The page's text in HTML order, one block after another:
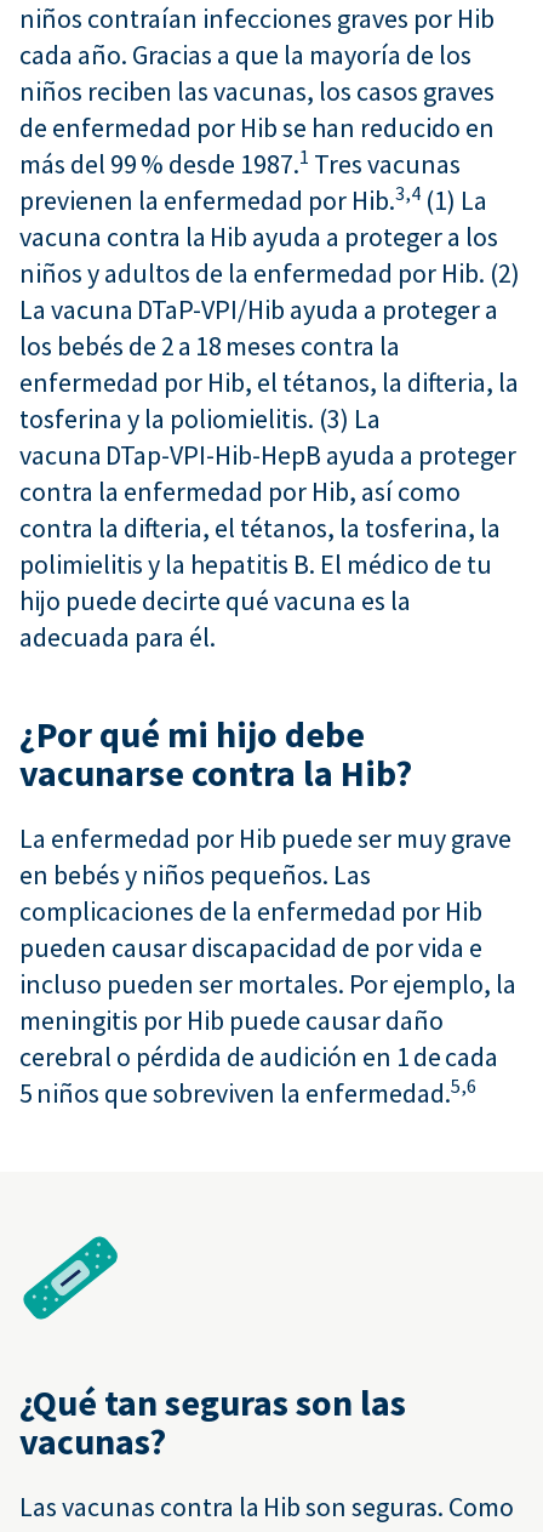
niños contraían infecciones graves por Hib
cada año. Gracias a que la mayoría de los
niños reciben las vacunas, los casos graves
de enfermedad por Hib se han reducido en
más del 99 % desde 1987.1 Tres vacunas
previenen la enfermedad por Hib.3,4 (1) La
vacuna contra la Hib ayuda a proteger a los
niños y adultos de la enfermedad por Hib. (2)
La vacuna DTaP-VPI/Hib ayuda a proteger a
los bebés de 2 a 18 meses contra la
enfermedad por Hib, el tétanos, la difteria, la
tosferina y la poliomielitis. (3) La
vacuna DTap-VPI-Hib-HepB ayuda a proteger
contra la enfermedad por Hib, así como
contra la difteria, el tétanos, la tosferina, la
polimielitis y la hepatitis B. El médico de tu
hijo puede decirte qué vacuna es la
adecuada para él.
¿Por qué mi hijo debe
vacunarse contra la Hib?
La enfermedad por Hib puede ser muy grave
en bebés y niños pequeños. Las
complicaciones de la enfermedad por Hib
pueden causar discapacidad de por vida e
incluso pueden ser mortales. Por ejemplo, la
meningitis por Hib puede causar daño
cerebral o pérdida de audición en 1 de cada
5 niños que sobreviven la enfermedad.5,6
¿Qué tan seguras son las
vacunas?
Las vacunas contra la Hib son seguras. Como